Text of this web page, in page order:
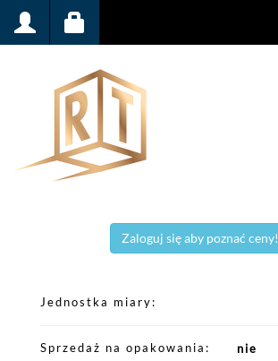
Zaloguj się aby poznać ceny!
Jednostka miary
Sprzedaż na opakowania nie